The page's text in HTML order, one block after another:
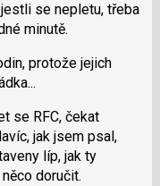
se nepletu, třeba
minutě.
protože jejich
se RFC, čekat
jak jsem psal,
líp, jak ty
doručit.